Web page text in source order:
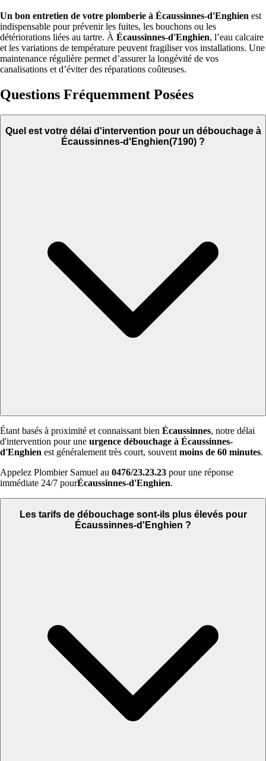
Un bon entretien de votre plomberie à Écaussinnes-d'Enghien est
indispensable pour prévenir les fuites, les bouchons ou les
détériorations liées au tartre. À Écaussinnes-d'Enghien, l’eau calcaire
et les variations de température peuvent fragiliser vos installations. Une
maintenance régulière permet d’assurer la longévité de vos
canalisations et d’éviter des réparations coûteuses.
Questions Fréquemment Posées
Quel est votre délai d'intervention pour un débouchage à
Écaussinnes-d'Enghien(7190) ?
Étant basés à proximité et connaissant bien Écaussinnes, notre délai
d'intervention pour une urgence débouchage à Écaussinnes-
d'Enghien est généralement très court, souvent moins de 60 minutes.
Appelez Plombier Samuel au 0476/23.23.23 pour une réponse
immédiate 24/7 pourÉcaussinnes-d'Enghien.
Les tarifs de débouchage sont-ils plus élevés pour
Écaussinnes-d'Enghien ?